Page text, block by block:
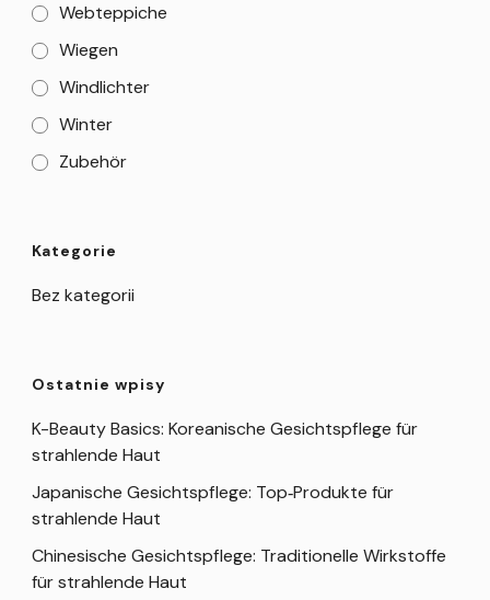
Webteppiche
Wiegen
Windlichter
Winter
Zubehör
Kategorie
Bez kategorii
Ostatnie wpisy
K-Beauty Basics: Koreanische Gesichtspflege für
strahlende Haut
Japanische Gesichtspflege: Top‑Produkte für
strahlende Haut
Chinesische Gesichtspflege: Traditionelle Wirkstoffe
für strahlende Haut